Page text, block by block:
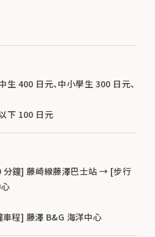
生 400 日元、中小學生 300 日元、
下 100 日元
分鐘] 藤崎線藤澤巴士站 → [步行
程] 藤澤 B&G 海洋中心